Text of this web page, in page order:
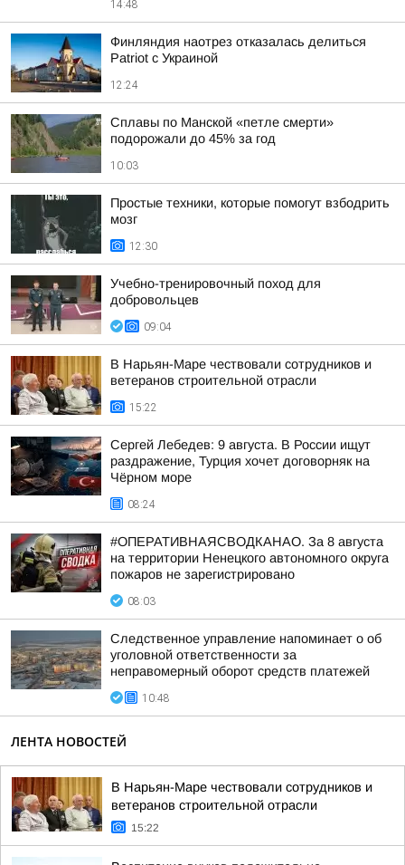
14:48
Финляндия наотрез отказалась делиться
Patriot с Украиной
12:24
Сплавы по Манской «петле смерти»
подорожали до 45% за год
10:03
Простые техники, которые помогут взбодрить
мозг
12:30
Учебно-тренировочный поход для
добровольцев
09:04
В Нарьян-Маре чествовали сотрудников и
ветеранов строительной отрасли
15:22
Сергей Лебедев: 9 августа. В России ищут
раздражение, Турция хочет договорняк на
Чёрном море
08:24
#ОПЕРАТИВНАЯСВОДКАНАО. За 8 августа
на территории Ненецкого автономного округа
пожаров не зарегистрировано
08:03
Следственное управление напоминает о об
уголовной ответственности за
неправомерный оборот средств платежей
10:48
ЛЕНТА НОВОСТЕЙ
В Нарьян-Маре чествовали сотрудников и
ветеранов строительной отрасли
15:22